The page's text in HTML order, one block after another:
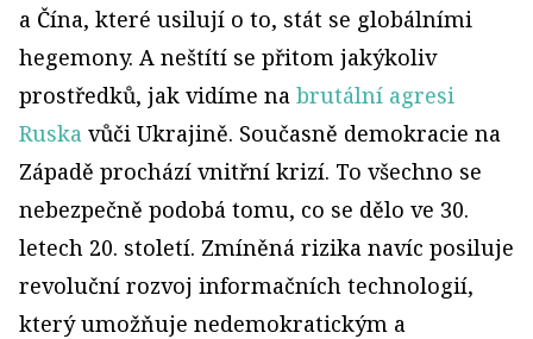
a Čína, které usilují o to, stát se globálními
hegemony. A neštítí se přitom jakýkoliv
prostředků, jak vidíme na brutální agresi
Ruska vůči Ukrajině. Současně demokracie na
Západě prochází vnitřní krizí. To všechno se
nebezpečně podobá tomu, co se dělo ve 30.
letech 20. století. Zmíněná rizika navíc posiluje
revoluční rozvoj informačních technologií,
který umožňuje nedemokratickým a